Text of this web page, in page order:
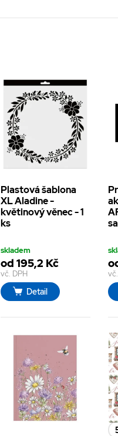
Plastová šablona
XL Aladine -
květinový věnec - 1
ks
skladem
od 195,2 Kč
vč. DPH
Detail